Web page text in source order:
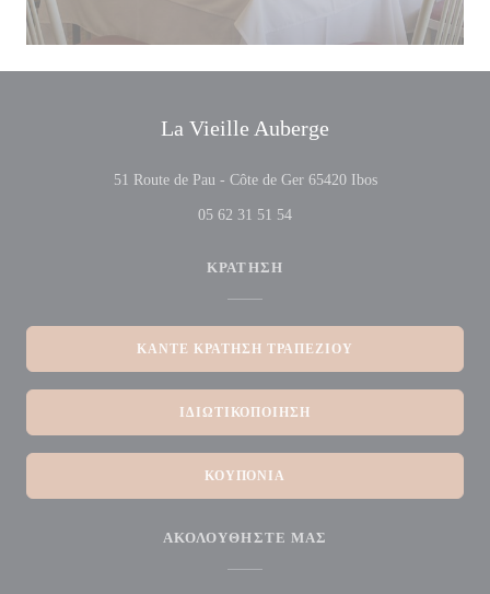
La Vieille Auberge
51 Route de Pau - Côte de Ger 65420 Ibos((ανοίγει σε νέο
05 62 31 51 54
ΚΡΆΤΗΣΗ
ΚΆΝΤΕ ΚΡΆΤΗΣΗ ΤΡΑΠΕΖΙΟΎ
ΙΔΙΩΤΙΚΟΠΟΊΗΣΗ
ΚΟΥΠΌΝΙΑ
ΑΚΟΛΟΥΘΉΣΤΕ ΜΑΣ